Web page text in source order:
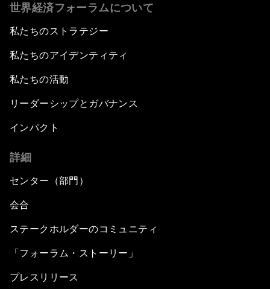
世界経済フォーラムについて
私たちのストラテジー
私たちのアイデンティティ
私たちの活動
リーダーシップとガバナンス
インパクト
詳細
センター（部門）
会合
ステークホルダーのコミュニティ
「フォーラム・ストーリー」
プレスリリース